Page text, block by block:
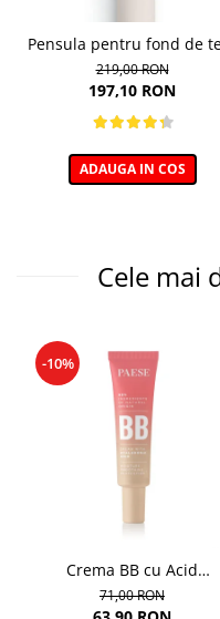
Pensula pentru fond de
Minerals 01
219,00 RON
197,10 RON
ADAUGA IN COS
Cele mai
-10%
Crema BB cu Acid
Hialuronic, nuanta 03W
NATURAL 30ml
71,00 RON